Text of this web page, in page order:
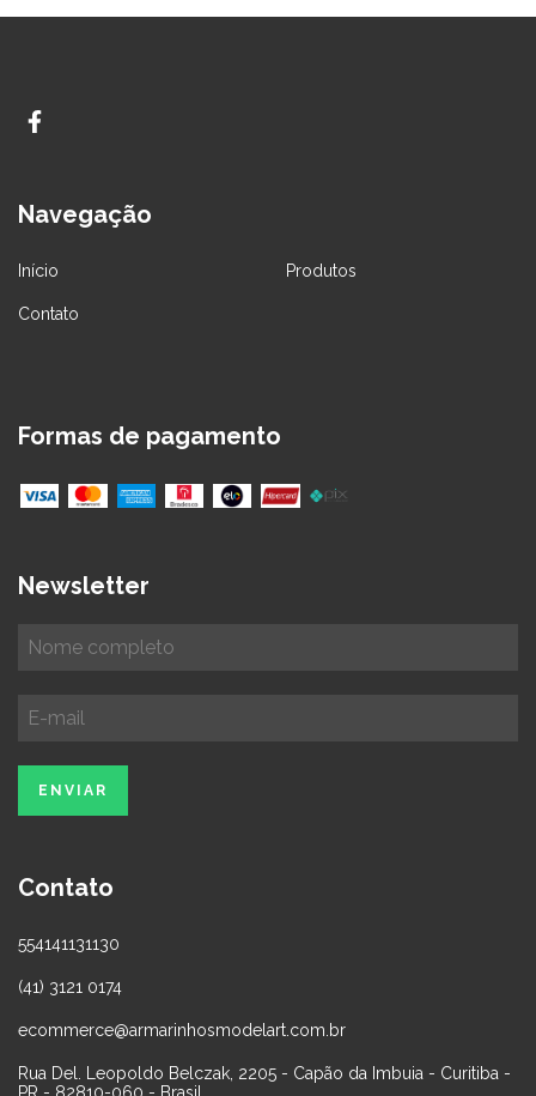
Navegação
Início Produtos
Contato
Formas de pagamento
Newsletter
Contato
554141131130
(41) 3121 0174
ecommerce@armarinhosmodelart.com.br
Rua Del. Leopoldo Belczak, 2205 - Capão da Imbuia - Curitiba -
PR - 82810-060 - Brasil